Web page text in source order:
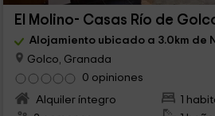
El Molino- Casas Río de
Alojamiento ubicado a 3.0km de
Golco, Granada
0 opiniones
Alquiler íntegro
1